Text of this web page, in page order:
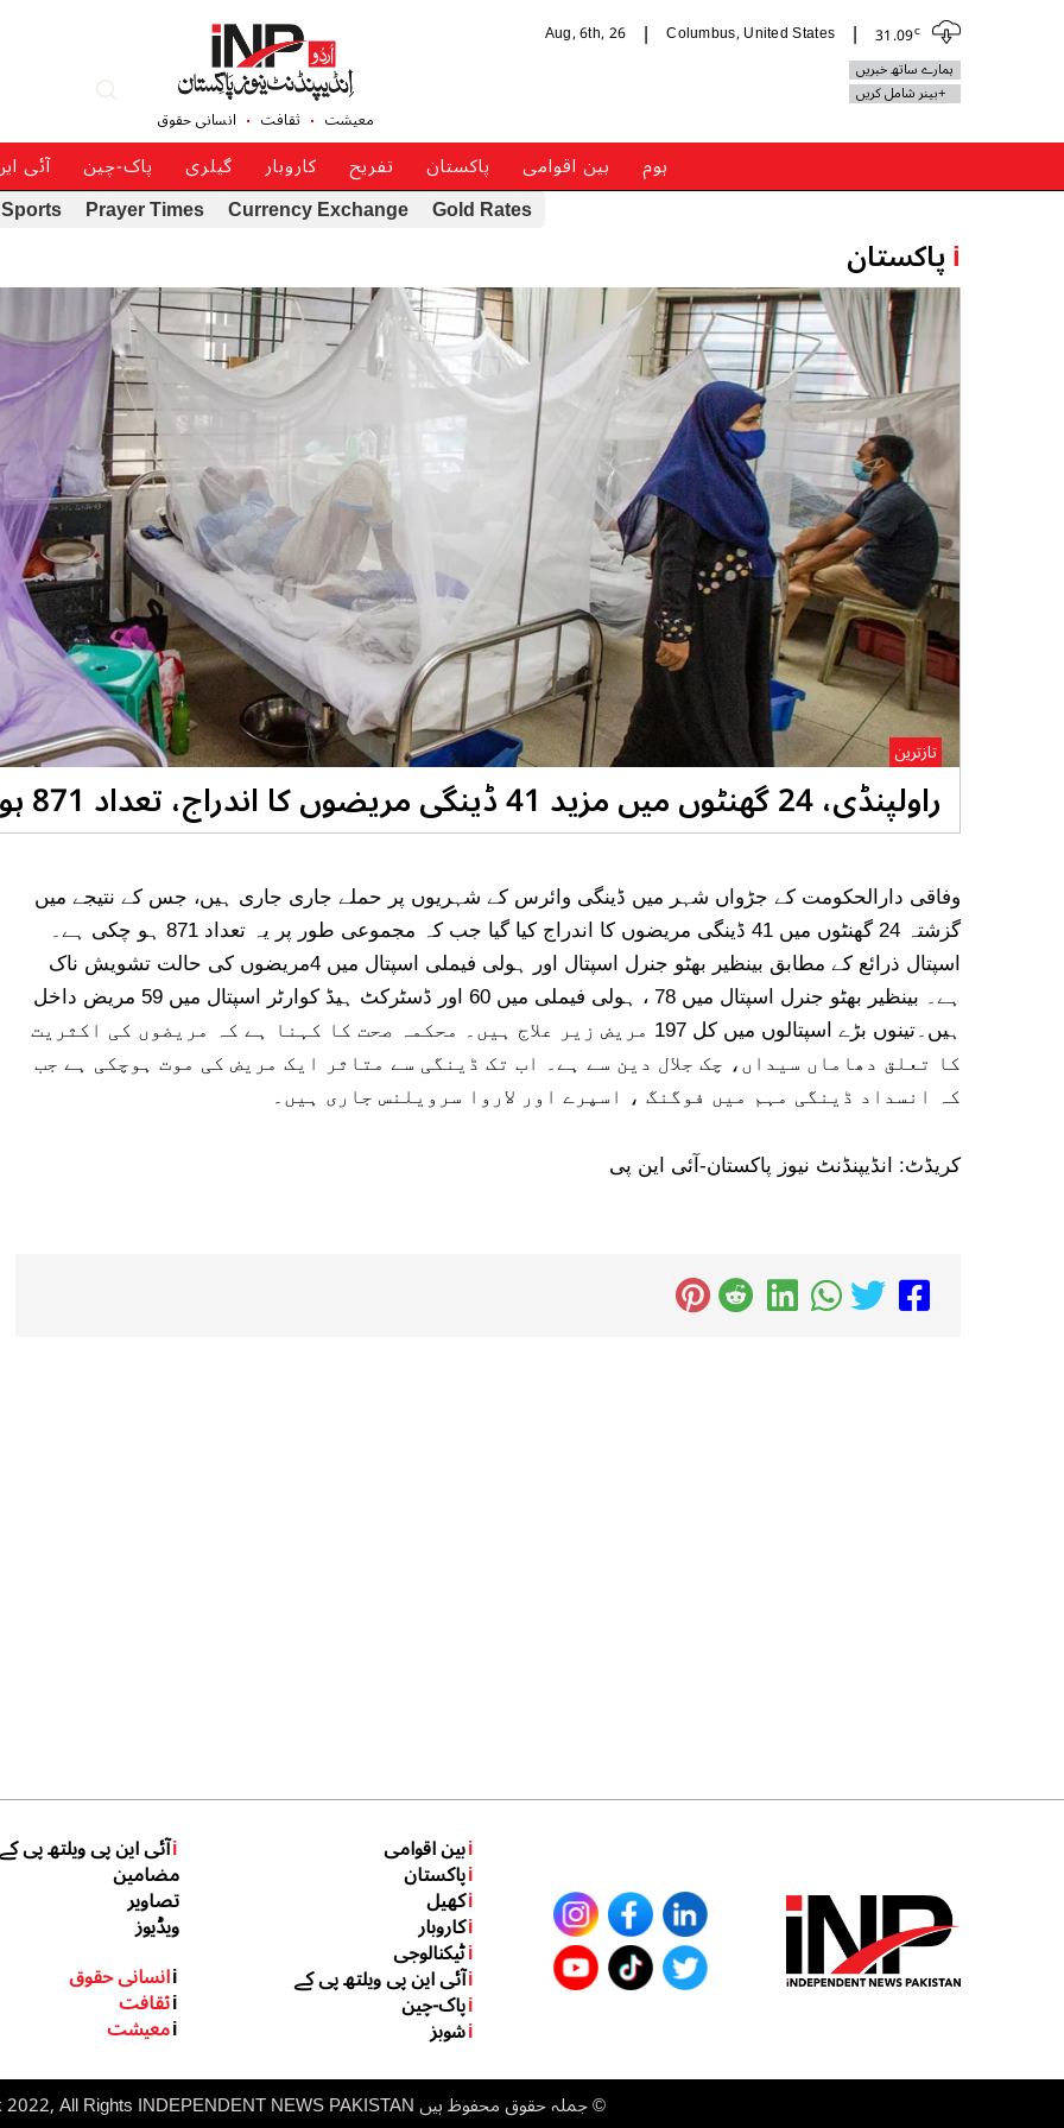
31.09c
Columbus, United States
Aug, 6th, 26
ہمارے ساتھ خبریں
+بینر شامل کریں
معیشت ثقافت انسانی حقوق
ہوم بین اقوامی پاکستان تفریح کاروبار گیلری پاک-چین آئی
Gold Rates
Currency Exchange
Prayer Times
Sports
iپاکستان
راولپنڈی، 24 گھنٹوں میں مزید 41 ڈینگی مریضوں کا اندراج، تعداد 871 ہوگئی
تازترین
وفاقی دارالحکومت کے جڑواں شہر میں ڈینگی وائرس کے شہریوں پر حملے جاری جاری ہیں، جس کے نتیجے میں
گزشتہ 24 گھنٹوں میں 41 ڈینگی مریضوں کا اندراج کیا گیا جب کہ مجموعی طور پر یہ تعداد 871 ہو چکی ہے۔
اسپتال ذرائع کے مطابق بینظیر بھٹو جنرل اسپتال اور ہولی فیملی اسپتال میں 4مریضوں کی حالت تشویش ناک
ہے۔ بینظیر بھٹو جنرل اسپتال میں 78 ، ہولی فیملی میں 60 اور ڈسٹرکٹ ہیڈ کوارٹر اسپتال میں 59 مریض داخل
ہیں۔تینوں بڑے اسپتالوں میں کل 197 مریض زیر علاج ہیں۔ محکمہ صحت کا کہنا ہے کہ مریضوں کی اکثریت
کا تعلق دھاماں سیداں، چک جلال دین سے ہے۔ اب تک ڈینگی سے متاثر ایک مریض کی موت ہوچکی ہے جب
کہ انسداد ڈینگی مہم میں فوگنگ ، اسپرے اور لاروا سرویلنس جاری ہیں۔
کریڈٹ: انڈیپنڈنٹ نیوز پاکستان-آئی این پی
iبین اقوامی
iپاکستان
iکھیل
iکاروبار
iٹیکنالوجی
iآئی این پی ویلتھ پی کے
iپاک-چین
iشوبز
iآئی این پی ویلتھ پی کے
مضامین
تصاویر
ویڈیوز
iانسانی حقوق
iثقافت
iمعیشت
©جملہ حقوق محفوظ ہیں inp.net.pk 2022, All Rights INDEPENDENT NEWS PAKISTAN